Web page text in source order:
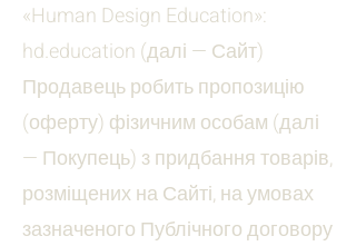
«Human Design Education»:
hd.education (далі — Сайт)
Продавець робить пропозицію
(оферту) фізичним особам (далі
— Покупець) з придбання товарів,
розміщених на Сайті, на умовах
зазначеного Публічного договору